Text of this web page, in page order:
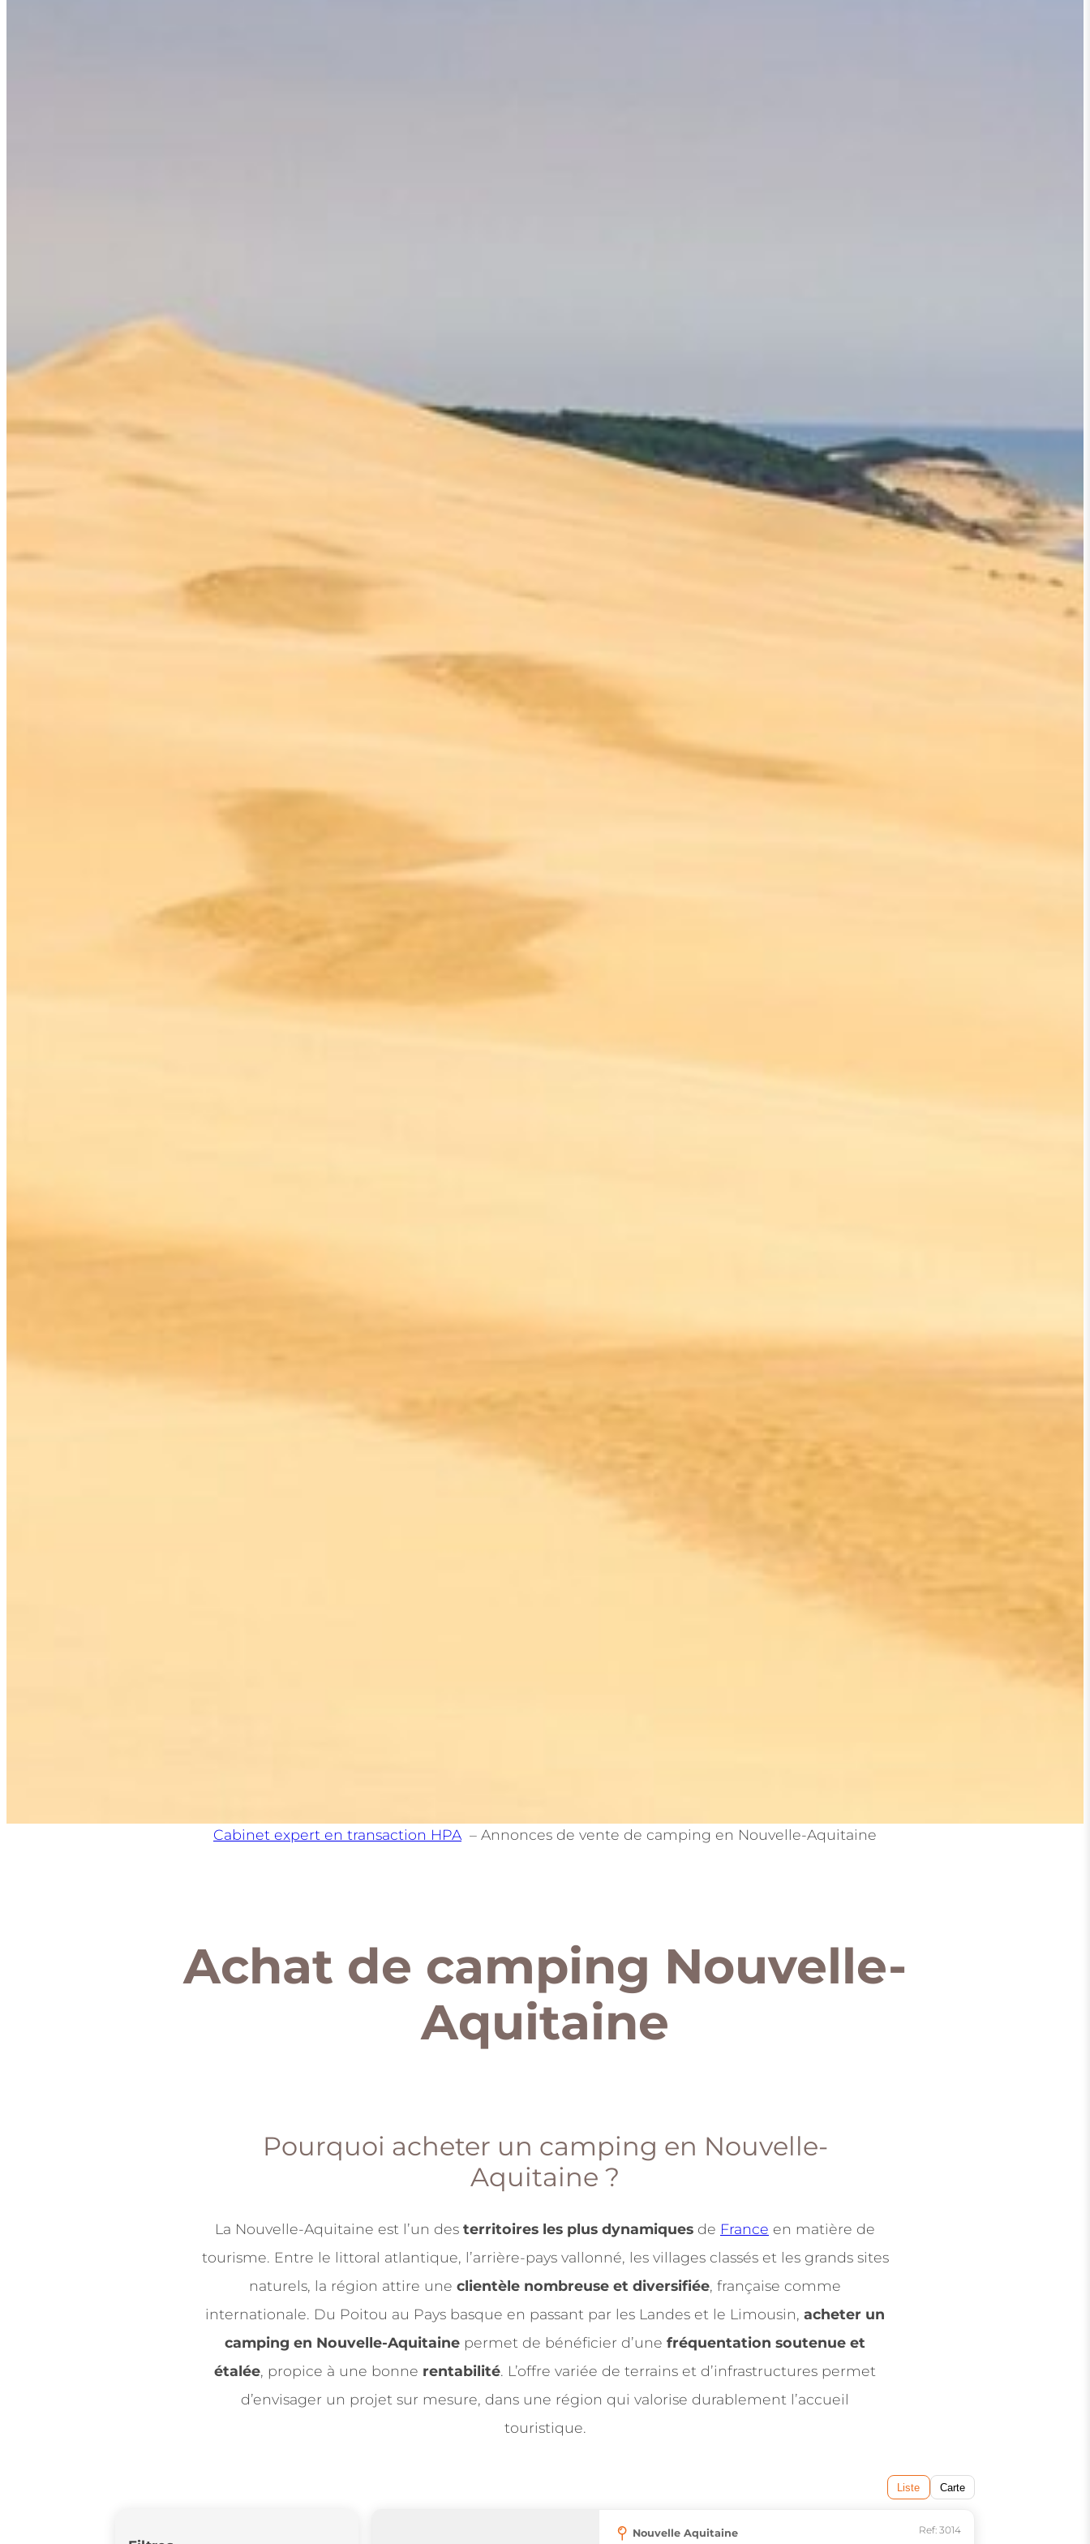
Cabinet expert en transaction HPA Annonces de vente de camping en Nouvelle-Aquitaine
Achat de camping Nouvelle-
Aquitaine
Pourquoi acheter un camping en Nouvelle-
Aquitaine ?
La Nouvelle-Aquitaine est l’un des territoires les plus dynamiques de France en matière de
tourisme. Entre le littoral atlantique, l’arrière-pays vallonné, les villages classés et les grands sites
naturels, la région attire une clientèle nombreuse et diversifiée, française comme
internationale. Du Poitou au Pays basque en passant par les Landes et le Limousin, acheter un
camping en Nouvelle-Aquitaine permet de bénéficier d’une fréquentation soutenue et
étalée, propice à une bonne rentabilité. L’offre variée de terrains et d’infrastructures permet
d’envisager un projet sur mesure, dans une région qui valorise durablement l’accueil
touristique.
Liste Carte
Nouvelle Aquitaine Ref: 3014